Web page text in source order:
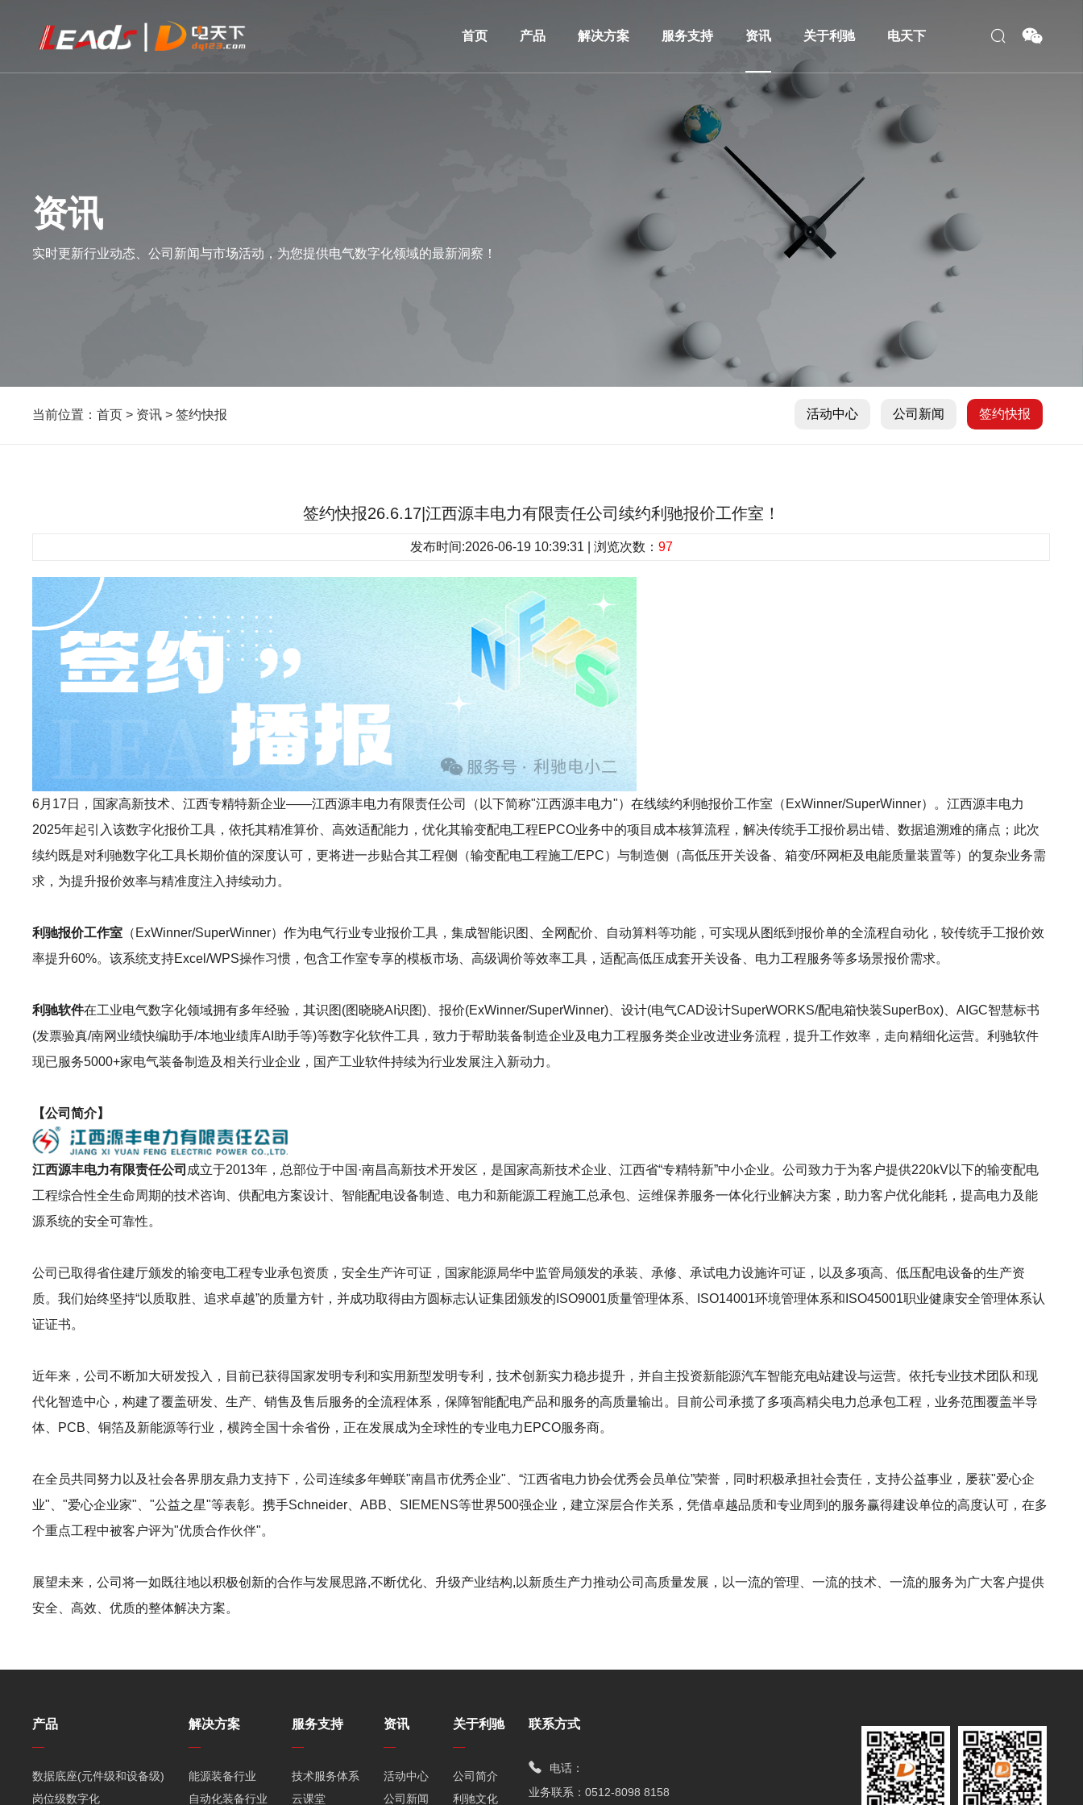
首页 产品 解决方案 服务支持 资讯 关于利驰 电天下
资讯
实时更新行业动态、公司新闻与市场活动，为您提供电气数字化领域的最新洞察！
当前位置：首页 > 资讯 >签约快报 活动中心 公司新闻 签约快报
签约快报26.6.17|江西源丰电力有限责任公司续约利驰报价工作室！
发布时间:2026-06-19 10:39:31 | 浏览次数： 97
6月17日，国家高新技术、江西专精特新企业——江西源丰电力有限责任公司（以下简称"江西源丰电力"）在线续约利驰报价工作室（ExWinner/SuperWinner）。江西源丰电力
2025年起引入该数字化报价工具，依托其精准算价、高效适配能力，优化其输变配电工程EPCO业务中的项目成本核算流程，解决传统手工报价易出错、数据追溯难的痛点；此次
续约既是对利驰数字化工具长期价值的深度认可，更将进一步贴合其工程侧（输变配电工程施工/EPC）与制造侧（高低压开关设备、箱变/环网柜及电能质量装置等）的复杂业务需
求，为提升报价效率与精准度注入持续动力。
利驰报价工作室 （ExWinner/SuperWinner）作为电气行业专业报价工具，集成智能识图、全网配价、自动算料等功能，可实现从图纸到报价单的全流程自动化，较传统手工报价效
率提升60%。该系统支持Excel/WPS操作习惯，包含工作室专享的模板市场、高级调价等效率工具，适配高低压成套开关设备、电力工程服务等多场景报价需求。
利驰软件在工业电气数字化领域拥有多年经验，其识图(图晓晓AI识图)、报价(ExWinner/SuperWinner)、设计(电气CAD设计SuperWORKS/配电箱快装SuperBox)、AIGC智慧标书
(发票验真/南网业绩快编助手/本地业绩库AI助手等)等数字化软件工具，致力于帮助装备制造企业及电力工程服务类企业改进业务流程，提升工作效率，走向精细化运营。利驰软件
现已服务5000+家电气装备制造及相关行业企业，国产工业软件持续为行业发展注入新动力。
【公司简介】
江西源丰电力有限责任公司 成立于2013年，总部位于中国·南昌高新技术开发区，是国家高新技术企业、江西省“专精特新”中小企业。公司致力于为客户提供220kV以下的输变配电
工程综合性全生命周期的技术咨询、供配电方案设计、智能配电设备制造、电力和新能源工程施工总承包、运维保养服务一体化行业解决方案，助力客户优化能耗，提高电力及能
源系统的安全可靠性。
公司已取得省住建厅颁发的输变电工程专业承包资质，安全生产许可证，国家能源局华中监管局颁发的承装、承修、承试电力设施许可证，以及多项高、低压配电设备的生产资
质。我们始终坚持“以质取胜、追求卓越”的质量方针，并成功取得由方圆标志认证集团颁发的ISO9001质量管理体系、ISO14001环境管理体系和ISO45001职业健康安全管理体系认
证证书。
近年来，公司不断加大研发投入，目前已获得国家发明专利和实用新型发明专利，技术创新实力稳步提升，并自主投资新能源汽车智能充电站建设与运营。依托专业技术团队和现
代化智造中心，构建了覆盖研发、生产、销售及售后服务的全流程体系，保障智能配电产品和服务的高质量输出。目前公司承揽了多项高精尖电力总承包工程，业务范围覆盖半导
体、PCB、铜箔及新能源等行业，横跨全国十余省份，正在发展成为全球性的专业电力EPCO服务商。
在全员共同努力以及社会各界朋友鼎力支持下，公司连续多年蝉联"南昌市优秀企业"、“江西省电力协会优秀会员单位”荣誉，同时积极承担社会责任，支持公益事业，屡获"爱心企
业"、"爱心企业家"、"公益之星"等表彰。携手Schneider、ABB、SIEMENS等世界500强企业，建立深层合作关系，凭借卓越品质和专业周到的服务赢得建设单位的高度认可，在多
个重点工程中被客户评为"优质合作伙伴"。
展望未来，公司将一如既往地以积极创新的合作与发展思路,不断优化、升级产业结构,以新质生产力推动公司高质量发展，以一流的管理、一流的技术、一流的服务为广大客户提供
安全、高效、优质的整体解决方案。
产品
数据底座(元件级和设备级)
岗位级数字化
解决方案
能源装备行业
自动化装备行业
服务支持
技术服务体系
云课堂
资讯
活动中心
公司新闻
关于利驰
公司简介
利驰文化
联系方式
电话：
业务联系：0512-8098 8158